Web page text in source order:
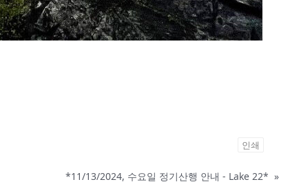
인쇄
*11/13/2024, 수요일 정기산행 안내 - Lake 22* »